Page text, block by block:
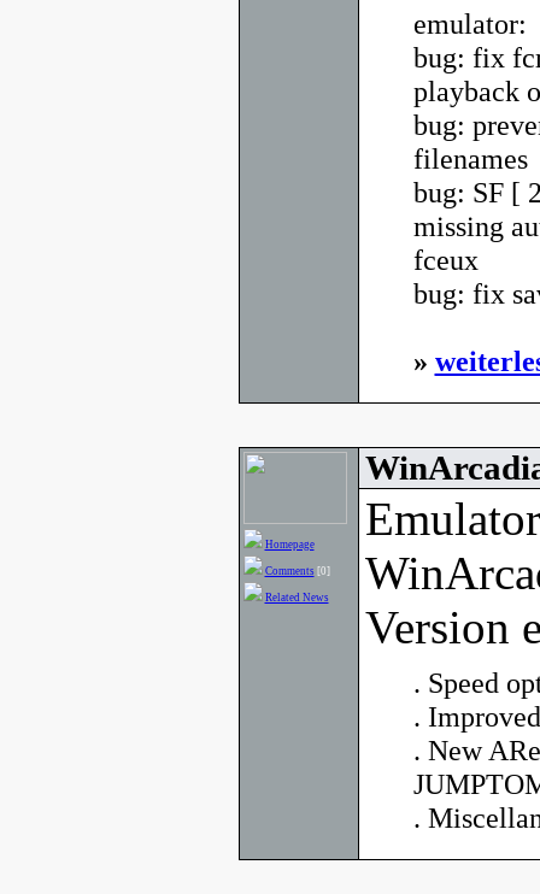
emulator:
bug: fix
playback
bug:
filenames
bug: SF [
missing
fceux
bug: fix
»
Homepage
Comments [0]
Related News
Version
. Speed
.
. New
.